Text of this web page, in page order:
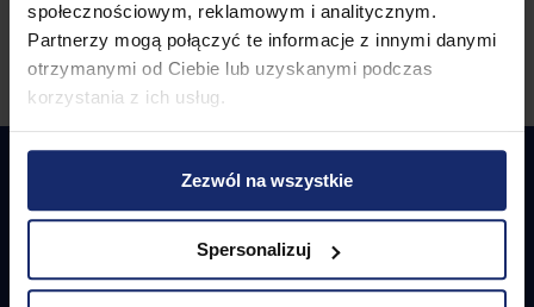
społecznościowym, reklamowym i analitycznym.
Partnerzy mogą połączyć te informacje z innymi danymi
otrzymanymi od Ciebie lub uzyskanymi podczas
korzystania z ich usług.
Zezwól na wszystkie
Spersonalizuj
Pokaż więcej
Pamiętaj, aby wpisać numer KRS